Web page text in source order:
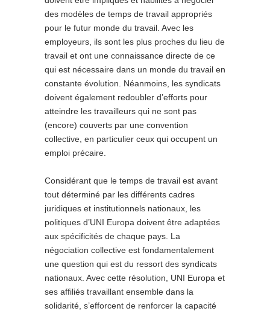
des modèles de temps de travail appropriés
pour le futur monde du travail. Avec les
employeurs, ils sont les plus proches du lieu de
travail et ont une connaissance directe de ce
qui est nécessaire dans un monde du travail en
constante évolution. Néanmoins, les syndicats
doivent également redoubler d’efforts pour
atteindre les travailleurs qui ne sont pas
(encore) couverts par une convention
collective, en particulier ceux qui occupent un
emploi précaire.
Considérant que le temps de travail est avant
tout déterminé par les différents cadres
juridiques et institutionnels nationaux, les
politiques d’UNI Europa doivent être adaptées
aux spécificités de chaque pays. La
négociation collective est fondamentalement
une question qui est du ressort des syndicats
nationaux. Avec cette résolution, UNI Europa et
ses affiliés travaillant ensemble dans la
solidarité, s’efforcent de renforcer la capacité